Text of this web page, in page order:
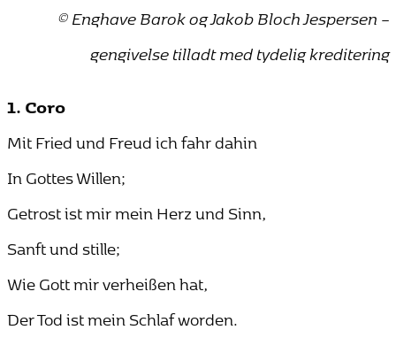
© Enghave Barok og Jakob Bloch Jespersen –
gengivelse tilladt med tydelig kreditering
1. Coro
Mit Fried und Freud ich fahr dahin
In Gottes Willen;
Getrost ist mir mein Herz und Sinn,
Sanft und stille;
Wie Gott mir verheißen hat,
Der Tod ist mein Schlaf worden.